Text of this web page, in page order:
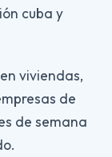
cuba y
viviendas,
de
de semana